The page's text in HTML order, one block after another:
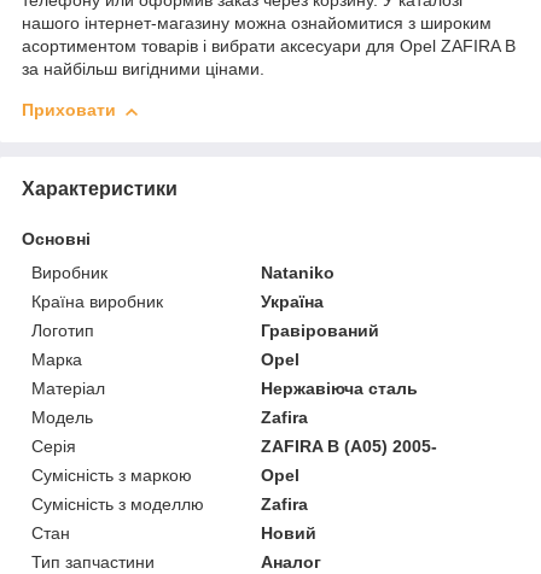
нашого інтернет-магазину можна ознайомитися з широким
асортиментом товарів і вибрати аксесуари для Opel ZAFIRA B
за найбільш вигідними цінами.
Приховати
Характеристики
Основні
Виробник
Nataniko
Країна виробник
Україна
Логотип
Гравірований
Марка
Opel
Матеріал
Нержавіюча сталь
Модель
Zafira
Серія
ZAFIRA B (A05) 2005-
Сумісність з маркою
Opel
Сумісність з моделлю
Zafira
Стан
Новий
Тип запчастини
Аналог